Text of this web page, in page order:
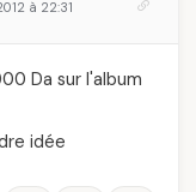
à 22:31
Da sur l'album
idée